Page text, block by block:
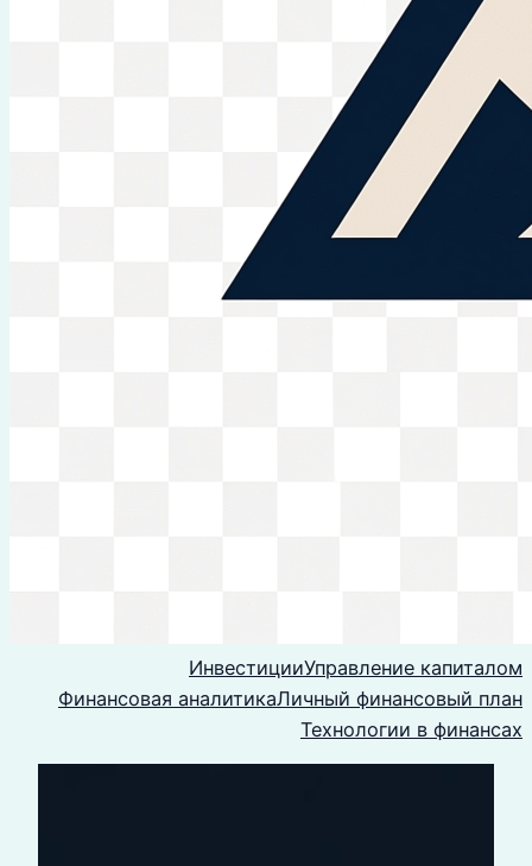
ИнвестицииУправление капиталом
Финансовая аналитикаЛичный финансовый план
Технологии в финансах